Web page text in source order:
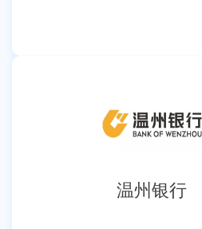
温州银行